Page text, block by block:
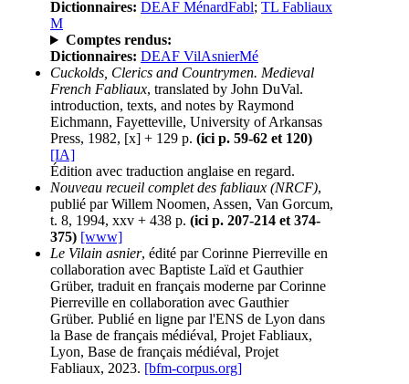
Dictionnaires: DEAF MénardFabl; TL Fabliaux
M
Comptes rendus:
Dictionnaires: DEAF VilAsnierMé
Cuckolds, Clerics and Countrymen. Medieval
French Fabliaux, translated by John DuVal.
introduction, texts, and notes by Raymond
Eichmann, Fayetteville, University of Arkansas
Press, 1982, [x] + 129 p. (ici p. 59-62 et 120)
[IA]
Édition avec traduction anglaise en regard.
Nouveau recueil complet des fabliaux (NRCF),
publié par Willem Noomen, Assen, Van Gorcum,
t. 8, 1994, xxv + 438 p. (ici p. 207-214 et 374-
375) [www]
Le Vilain asnier, édité par Corinne Pierreville en
collaboration avec Baptiste Laïd et Gauthier
Grüber, traduit en français moderne par Corinne
Pierreville en collaboration avec Gauthier
Grüber. Publié en ligne par l'ENS de Lyon dans
la Base de français médiéval, Projet Fabliaux,
Lyon, Base de français médiéval, Projet
Fabliaux, 2023. [bfm-corpus.org]